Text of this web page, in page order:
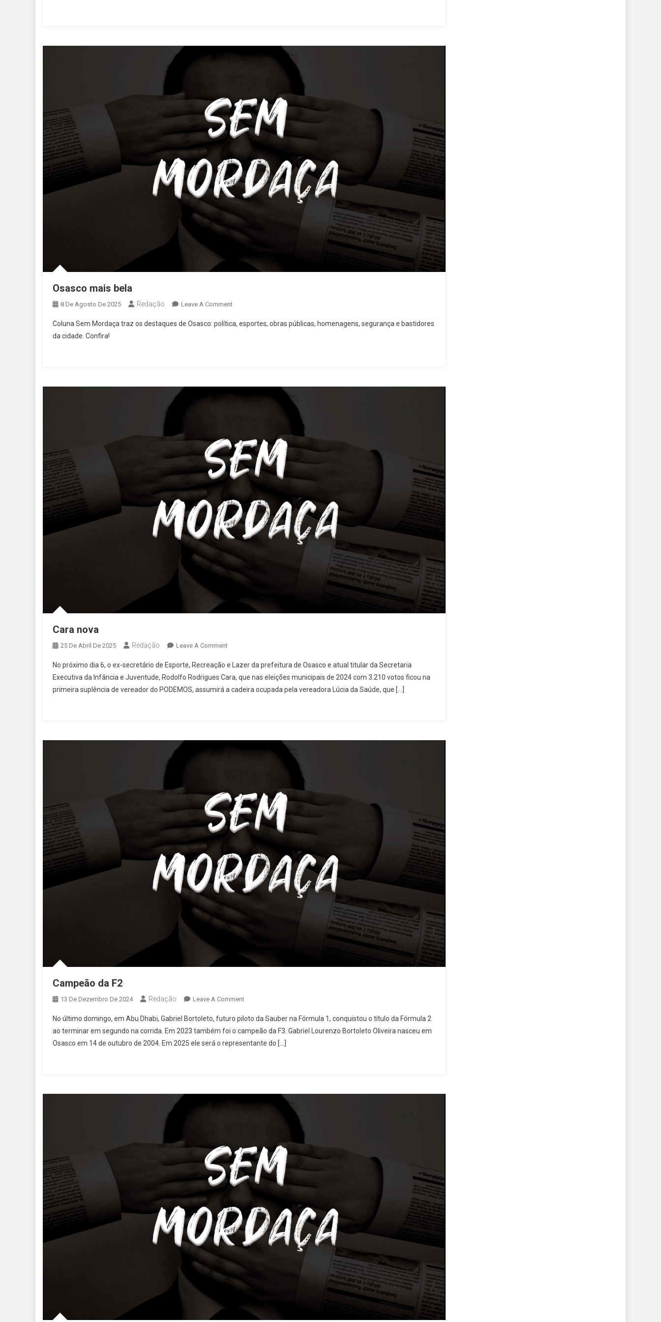
Osasco mais bela
8 De Agosto De 2025 Redação Leave A CommentOn
Mais
Coluna Sem Mordaça traz os destaques de Osasco: política, esportes, obras públicas, homenagens, segurança e bastidores
da cidade. Confira!
Cara nova
25 De Abril De 2025 Redação Leave A CommentOn
Nova
No próximo dia 6, o ex-secretário de Esporte, Recreação e Lazer da prefeitura de Osasco e atual titular da Secretaria
Executiva da Infância e Juventude, Rodolfo Rodrigues Cara, que nas eleições municipais de 2024 com 3.210 votos ficou na
primeira suplência de vereador do PODEMOS, assumirá a cadeira ocupada pela vereadora Lúcia da Saúde, que […]
Campeão da F2
13 De Dezembro De 2024 Redação Leave A CommentOn
Da
F2
No último domingo, em Abu Dhabi, Gabriel Bortoleto, futuro piloto da Sauber na Fórmula 1, conquistou o título da Fórmula 2
ao terminar em segundo na corrida. Em 2023 também foi o campeão da F3. Gabriel Lourenzo Bortoleto Oliveira nasceu em
Osasco em 14 de outubro de 2004. Em 2025 ele será o representante do […]